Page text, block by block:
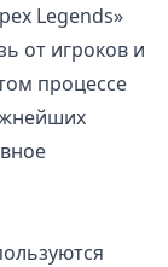
Legends»
от игроков и
процессе